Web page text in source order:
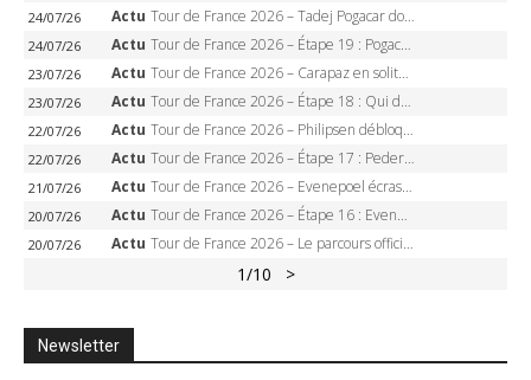
24/07/26 Actu Tour de France 2026 – Tadej Pogacar dompte l’Alpe d’Huez, 5e victoire, record de Pantani pulvérisé
24/07/26 Actu Tour de France 2026 – Étape 19 : Pogacar peut-il enfin dompter l’Alpe d’Huez ?
23/07/26 Actu Tour de France 2026 – Carapaz en solitaire à Orcières-Merlette, Paret-Peintre à un point du maillot à pois
23/07/26 Actu Tour de France 2026 – Étape 18 : Qui domptera Orcières-Merlette, première marche vers l’Alpe d’Huez ?
22/07/26 Actu Tour de France 2026 – Philipsen débloque son compteur à Voiron, Pedersen en danger pour le maillot vert
22/07/26 Actu Tour de France 2026 – Étape 17 : Pedersen peut-il verrouiller le maillot vert à Voiron ?
21/07/26 Actu Tour de France 2026 – Evenepoel écrase le chrono d’Évian, Seixas 4e, Lipowitz abandonne
20/07/26 Actu Tour de France 2026 – Étape 16 : Evenepoel, Pogacar, Ganna… qui domptera le chrono d’Évian pour redessiner le podium ?
20/07/26 Actu Tour de France 2026 – Le parcours officiel complet : 21 étapes, profils, carte et dates
1/10 >
Newsletter